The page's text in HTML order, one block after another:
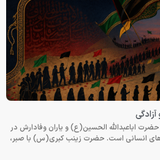
اباعبدالله الحسین(ع) و یاران وفادارش در
انسانی است. حضرت زینب کبری(س) با صبر،